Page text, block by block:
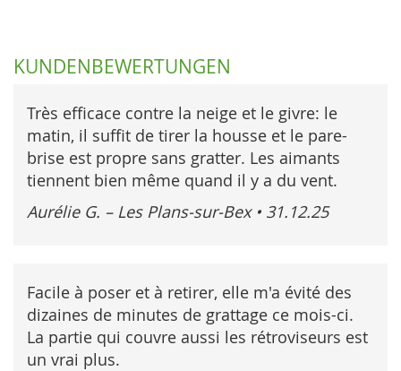
KUNDENBEWERTUNGEN
Très efficace contre la neige et le givre: le
matin, il suffit de tirer la housse et le pare-
brise est propre sans gratter. Les aimants
tiennent bien même quand il y a du vent.
Aurélie G. – Les Plans-sur-Bex • 31.12.25
Facile à poser et à retirer, elle m'a évité des
dizaines de minutes de grattage ce mois-ci.
La partie qui couvre aussi les rétroviseurs est
un vrai plus.